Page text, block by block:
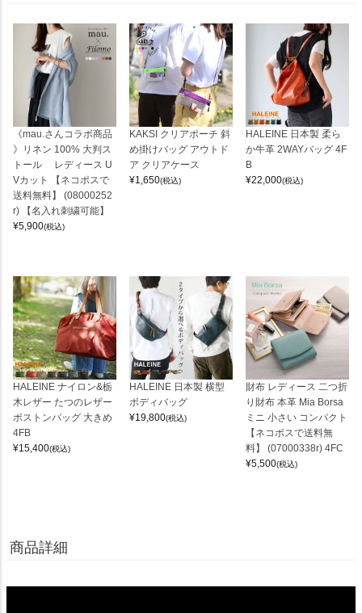
《mau.さんコラボ商品
》リネン 100% 大判ス
トール レディース U
Vカット 【ネコポスで
送料無料】 (08000252
r) 【名入れ刺繍可能】
¥5,900(税込)
KAKSI クリアポーチ 斜
め掛けバッグ アウトド
ア クリアケース
¥1,650(税込)
HALEINE 日本製 柔ら
か牛革 2WAYバッグ 4F
B
¥22,000(税込)
HALEINE ナイロン&栃
木レザー たつのレザー
ボストンバッグ 大きめ
4FB
¥15,400(税込)
HALEINE 日本製 横型
ボディバッグ
¥19,800(税込)
財布 レディース 二つ折
り財布 本革 Mia Borsa
ミニ 小さい コンパクト
【ネコポスで送料無
料】 (07000338r) 4FC
¥5,500(税込)
商品詳細